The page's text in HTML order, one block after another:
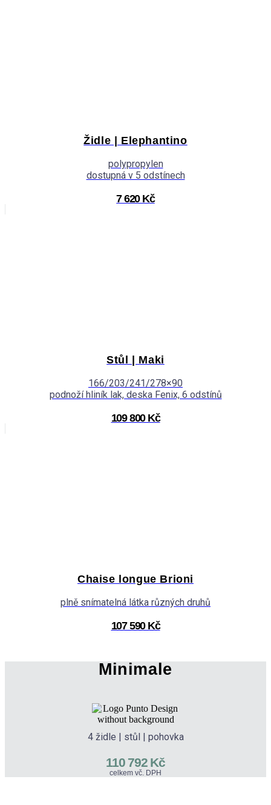
Židle | Elephantino
polypropylen
dostupná v 5 odstínech
7 620 Kč
Stůl | Maki
166/203/241/278×90
podnoží hliník lak, deska Fenix, 6 odstínů
109 800 Kč
Chaise longue Brioni
plně snímatelná látka různých druhů
107 590 Kč
Minimale
4 židle | stůl | pohovka
110 792 Kč
celkem vč. DPH